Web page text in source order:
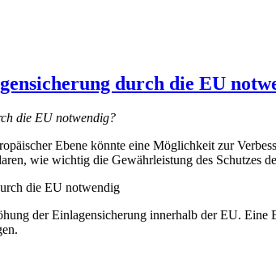
durch die EU
die EU notwendig?
Ebene könnte eine Möglichkeit zur
wie wichtig die Gewährleistung des Schutzes
der Einlagensicherung innerhalb der EU.